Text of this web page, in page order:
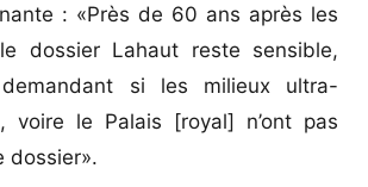
: «Près de 60 ans après les
dossier Lahaut reste sensible,
demandant si les milieux ultra-
voire le Palais [royal] n’ont pas
dossier».